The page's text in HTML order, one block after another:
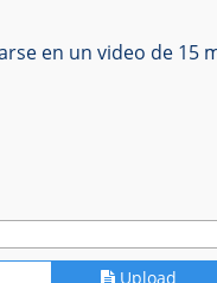
en un video de 15
Upload